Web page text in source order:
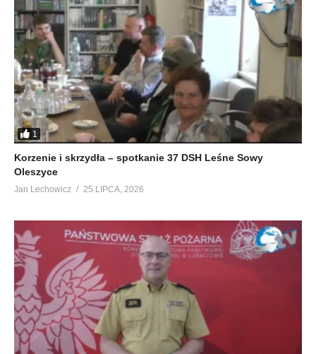
1
Korzenie i skrzydła – spotkanie 37 DSH Leśne Sowy
Oleszyce
Jan Lechowicz 25 LIPCA, 2026